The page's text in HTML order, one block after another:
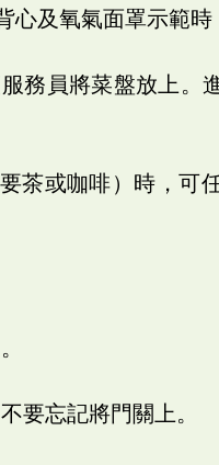
心及氧氣面罩示範
務員將菜盤放上。
茶或咖啡）時，可
要忘記將門關上。